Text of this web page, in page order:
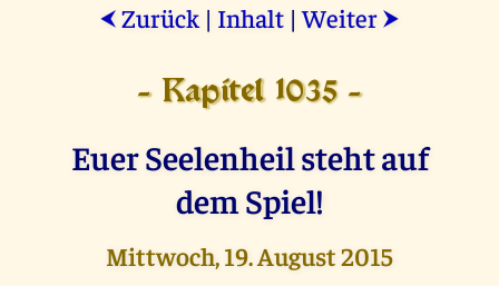
⮜ Zurück | Inhalt |Weiter ⮞
- Kapitel 1035 -
Euer Seelenheil steht auf
dem Spiel!
Mittwoch, 19. August 2015